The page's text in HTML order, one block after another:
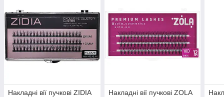
Накладні вії пучкові ZIDIA
Накладні вії пучкові ZOLA